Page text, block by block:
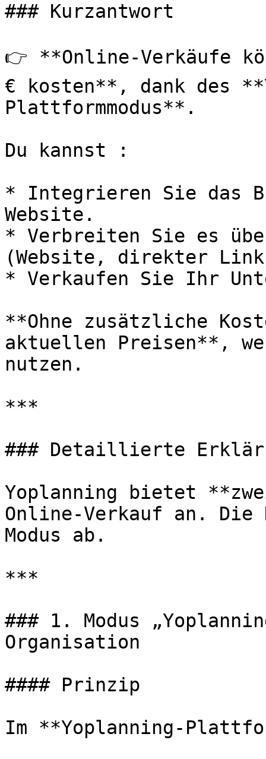
### Kurzantwort
👉 **Online-Verkäufe
€ kosten**, dank des
Plattformmodus**.
Du kannst :
* Integrieren Sie das
Website.
* Verbreiten Sie es
(Website, direkter
* Verkaufen Sie Ihr
**Ohne zusätzliche
aktuellen Preisen**,
nutzen.
***
### Detaillierte
Yoplanning bietet
Online-Verkauf an. Die
Modus ab.
***
### 1. Modus
Organisation
#### Prinzip
Im **Yoplanning-